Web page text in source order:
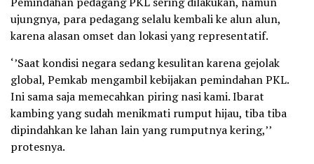
ujungnya, para pedagang selalu kembali ke alun alun,
karena alasan omset dan lokasi yang representatif.
‘’Saat kondisi negara sedang kesulitan karena gejolak
global, Pemkab mengambil kebijakan pemindahan PKL.
Ini sama saja memecahkan piring nasi kami. Ibarat
kambing yang sudah menikmati rumput hijau, tiba tiba
dipindahkan ke lahan lain yang rumputnya kering,’’
protesnya.